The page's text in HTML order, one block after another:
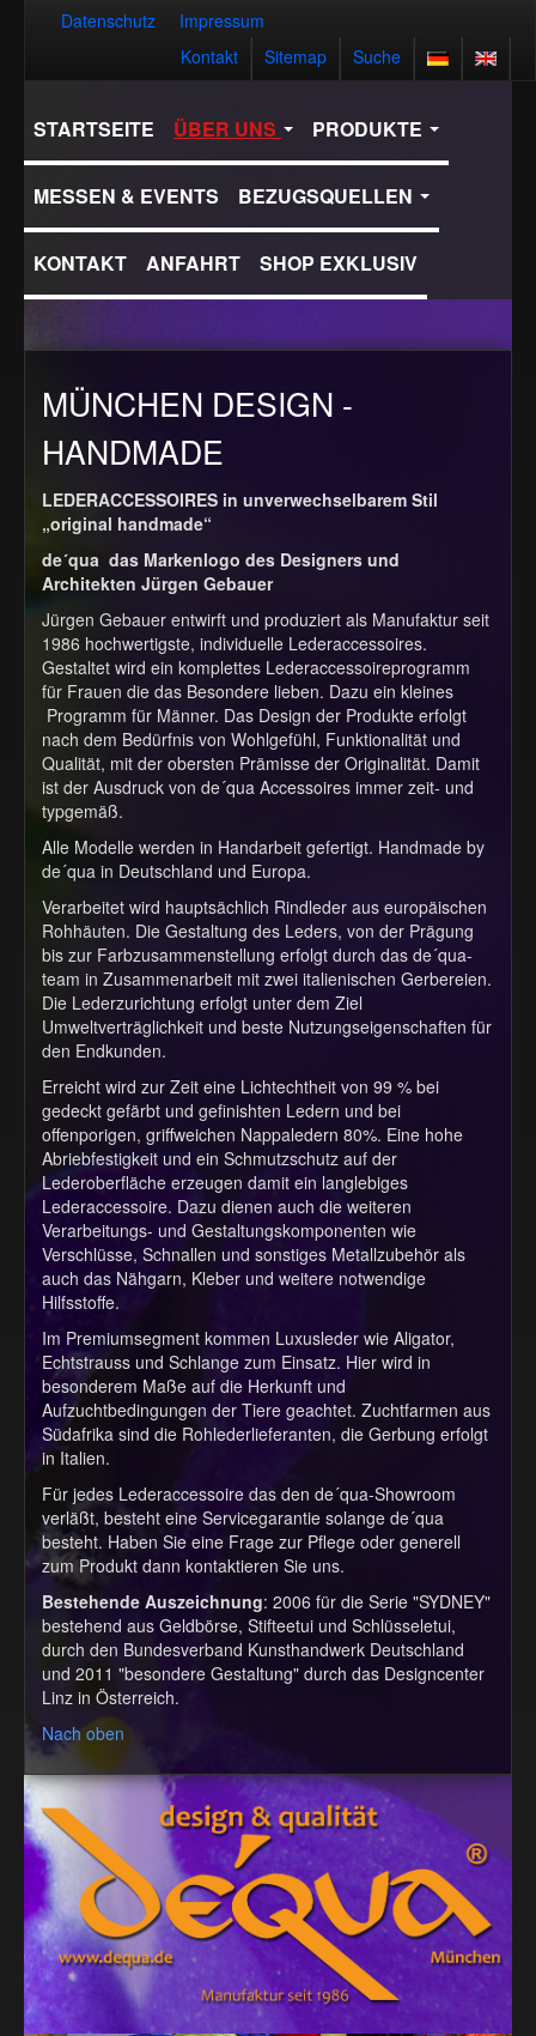
Datenschutz
Impressum
Kontakt
Sitemap Suche
STARTSEITE ÜBER UNS PRODUKTE
MESSEN & EVENTS BEZUGSQUELLEN
KONTAKT ANFAHRT SHOP EXKLUSIV
MÜNCHEN DESIGN -
HANDMADE
LEDERACCESSOIRES in unverwechselbarem Stil
„original handmade“
de´qua das Markenlogo des Designers und
Architekten Jürgen Gebauer
Jürgen Gebauer entwirft und produziert als Manufaktur seit
1986 hochwertigste, individuelle Lederaccessoires.
Gestaltet wird ein komplettes Lederaccessoireprogramm
für Frauen die das Besondere lieben. Dazu ein kleines
Programm für Männer. Das Design der Produkte erfolgt
nach dem Bedürfnis von Wohlgefühl, Funktionalität und
Qualität, mit der obersten Prämisse der Originalität. Damit
ist der Ausdruck von de´qua Accessoires immer zeit- und
typgemäß.
Alle Modelle werden in Handarbeit gefertigt. Handmade by
de´qua in Deutschland und Europa.
Verarbeitet wird hauptsächlich Rindleder aus europäischen
Rohhäuten. Die Gestaltung des Leders, von der Prägung
bis zur Farbzusammenstellung erfolgt durch das de´qua-
team in Zusammenarbeit mit zwei italienischen Gerbereien.
Die Lederzurichtung erfolgt unter dem Ziel
Umweltverträglichkeit und beste Nutzungseigenschaften für
den Endkunden.
Erreicht wird zur Zeit eine Lichtechtheit von 99 % bei
gedeckt gefärbt und gefinishten Ledern und bei
offenporigen, griffweichen Nappaledern 80%. Eine hohe
Abriebfestigkeit und ein Schmutzschutz auf der
Lederoberfläche erzeugen damit ein langlebiges
Lederaccessoire. Dazu dienen auch die weiteren
Verarbeitungs- und Gestaltungskomponenten wie
Verschlüsse, Schnallen und sonstiges Metallzubehör als
auch das Nähgarn, Kleber und weitere notwendige
Hilfsstoffe.
Im Premiumsegment kommen Luxusleder wie Aligator,
Echtstrauss und Schlange zum Einsatz. Hier wird in
besonderem Maße auf die Herkunft und
Aufzuchtbedingungen der Tiere geachtet. Zuchtfarmen aus
Südafrika sind die Rohlederlieferanten, die Gerbung erfolgt
in Italien.
Für jedes Lederaccessoire das den de´qua-Showroom
verläßt, besteht eine Servicegarantie solange de´qua
besteht. Haben Sie eine Frage zur Pflege oder generell
zum Produkt dann kontaktieren Sie uns.
Bestehende Auszeichnung: 2006 für die Serie "SYDNEY"
bestehend aus Geldbörse, Stifteetui und Schlüsseletui,
durch den Bundesverband Kunsthandwerk Deutschland
und 2011 "besondere Gestaltung" durch das Designcenter
Linz in Österreich.
Nach oben